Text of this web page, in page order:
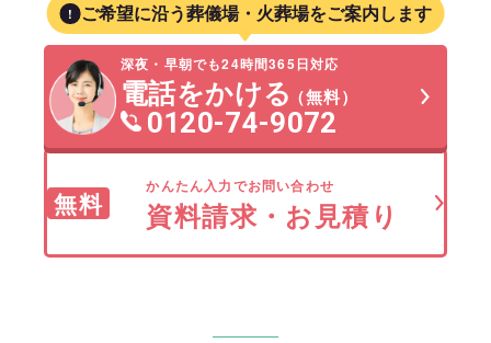
ご希望に沿う葬儀場・火葬場をご案内します
深夜・早朝でも24時間365日対応
電話をかける（無料）
0120-74-9072
無料
かんたん入力でお問い合わせ
資料請求・お見積り